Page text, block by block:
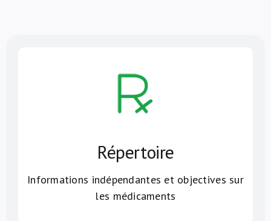
Répertoire
Informations indépendantes et objectives sur
les médicaments